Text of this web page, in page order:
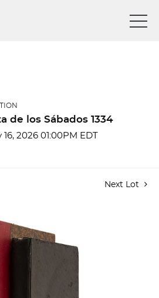
de los Sábados 1334
16, 2026 01:00PM EDT
Next Lot